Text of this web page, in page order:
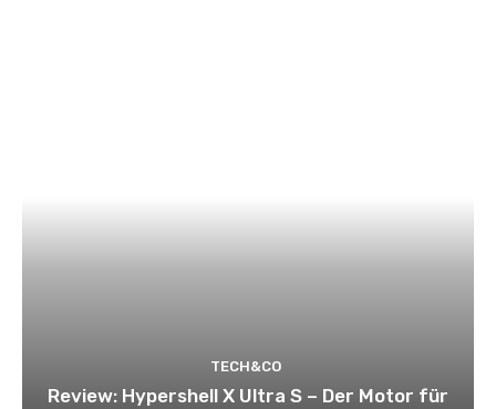
TECH&CO
Review: Hypershell X Ultra S – Der Motor für